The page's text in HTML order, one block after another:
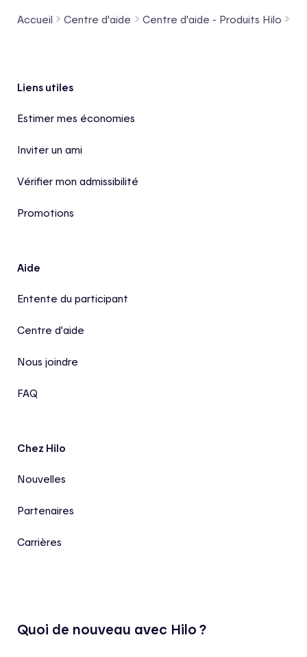
Accueil Centre d'aide Centre d'aide - Produits Hilo
Pied de page
Liens utiles
Estimer mes économies
Inviter un ami
Vérifier mon admissibilité
Promotions
Aide
Entente du participant
Centre d’aide
Nous joindre
FAQ
Chez Hilo
Nouvelles
Partenaires
Carrières
Quoi de nouveau avec Hilo ?